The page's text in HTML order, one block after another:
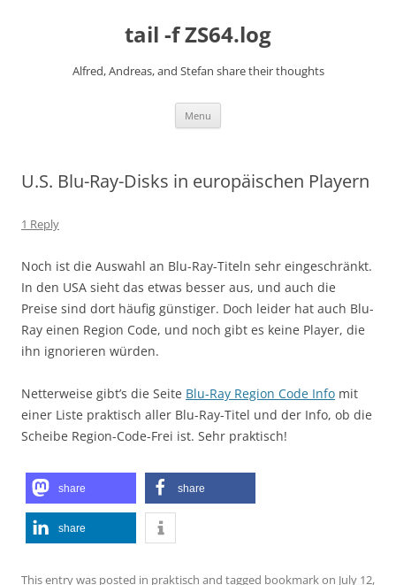
tail -f ZS64.log
Alfred, Andreas, and Stefan share their thoughts
Menu
U.S. Blu-Ray-Disks in europäischen Playern
1 Reply
Noch ist die Auswahl an Blu-Ray-Titeln sehr eingeschränkt.
In den USA sieht das etwas besser aus, und auch die
Preise sind dort häufig günstiger. Doch leider hat auch Blu-
Ray einen Region Code, und noch gibt es keine Player, die
ihn ignorieren würden.
Netterweise gibt’s die Seite Blu-Ray Region Code Info mit
einer Liste praktisch aller Blu-Ray-Titel und der Info, ob die
Scheibe Region-Code-Frei ist. Sehr praktisch!
share share
share
This entry was posted in praktisch and tagged bookmarkon July 12,